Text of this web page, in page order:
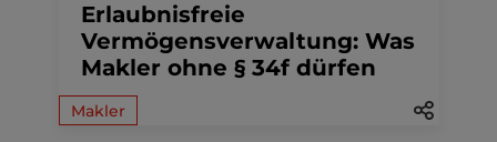
Erlaubnisfreie
Vermögensverwaltung: Was
Makler ohne § 34f dürfen
Makler